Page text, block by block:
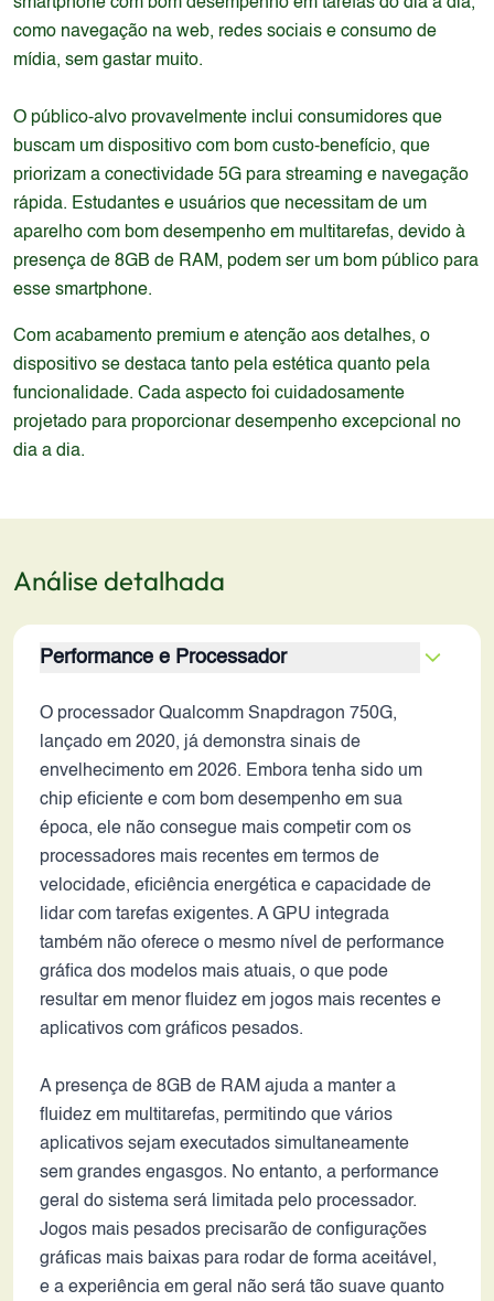
como navegação na web, redes sociais e consumo de
mídia, sem gastar muito.
O público-alvo provavelmente inclui consumidores que
buscam um dispositivo com bom custo-benefício, que
priorizam a conectividade 5G para streaming e navegação
rápida. Estudantes e usuários que necessitam de um
aparelho com bom desempenho em multitarefas, devido à
presença de 8GB de RAM, podem ser um bom público para
esse smartphone.
Com acabamento premium e atenção aos detalhes, o
dispositivo se destaca tanto pela estética quanto pela
funcionalidade. Cada aspecto foi cuidadosamente
projetado para proporcionar desempenho excepcional no
dia a dia.
Análise detalhada
Performance e Processador
O processador Qualcomm Snapdragon 750G,
lançado em 2020, já demonstra sinais de
envelhecimento em 2026. Embora tenha sido um
chip eficiente e com bom desempenho em sua
época, ele não consegue mais competir com os
processadores mais recentes em termos de
velocidade, eficiência energética e capacidade de
lidar com tarefas exigentes. A GPU integrada
também não oferece o mesmo nível de performance
gráfica dos modelos mais atuais, o que pode
resultar em menor fluidez em jogos mais recentes e
aplicativos com gráficos pesados.
A presença de 8GB de RAM ajuda a manter a
fluidez em multitarefas, permitindo que vários
aplicativos sejam executados simultaneamente
sem grandes engasgos. No entanto, a performance
geral do sistema será limitada pelo processador.
Jogos mais pesados precisarão de configurações
gráficas mais baixas para rodar de forma aceitável,
e a experiência em geral não será tão suave quanto